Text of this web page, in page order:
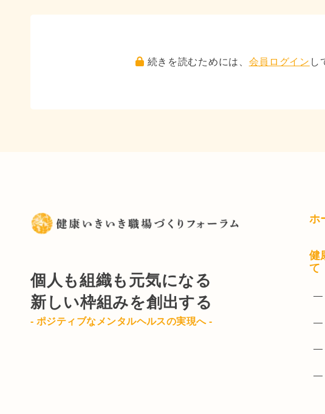
続きを読むためには、 会員ログイン し
個人も組織も元気になる
新しい枠組みを創出する
- ポジティブなメンタルヘルスの実現へ -
ホ
健
て